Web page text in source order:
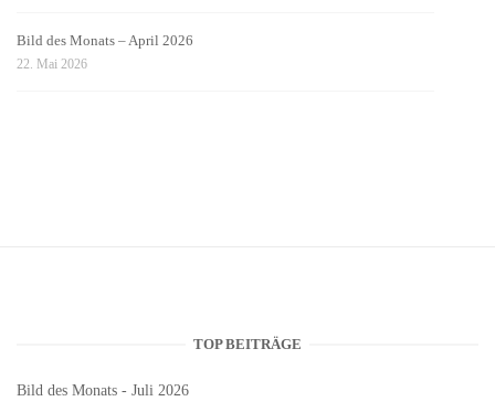
Bild des Monats – April 2026
22. Mai 2026
TOP BEITRÄGE
Bild des Monats - Juli 2026